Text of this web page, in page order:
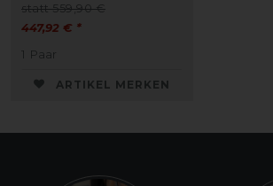
statt 559,90 €
447,92 € *
1 Paar
ARTIKEL MERKEN